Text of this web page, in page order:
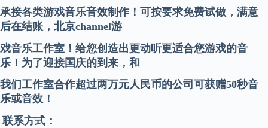
承接各类游戏音乐音效制作！可按要求免费试做，满意
后在结账，北京channel游
戏音乐工作室！给您创造出更动听更适合您游戏的音
乐！为了迎接国庆的到来，和
我们工作室合作超过两万元人民币的公司可获赠50秒音
乐或音效！
联系方式：